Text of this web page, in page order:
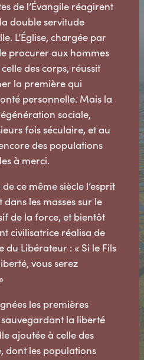
de l’Évangile réagirent
double servitude
L’Église, chargée par
procurer aux hommes
des corps, réussit
la première qui
personnelle. Mais la
sociale,
fois séculaire, et au
des populations
à merci.
ce même siècle l’esprit
les masses sur le
de la force, et bientôt
civilisatrice réalisa de
Libérateur : « Si le Fils
vous serez
les premières
la liberté
ajoutée à celle des
dont les populations